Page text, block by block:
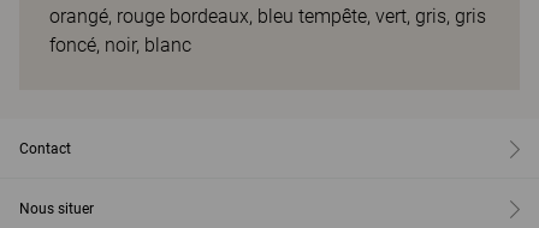
orangé, rouge bordeaux, bleu tempête, vert, gris, gris
foncé, noir, blanc
Contact
Nous situer